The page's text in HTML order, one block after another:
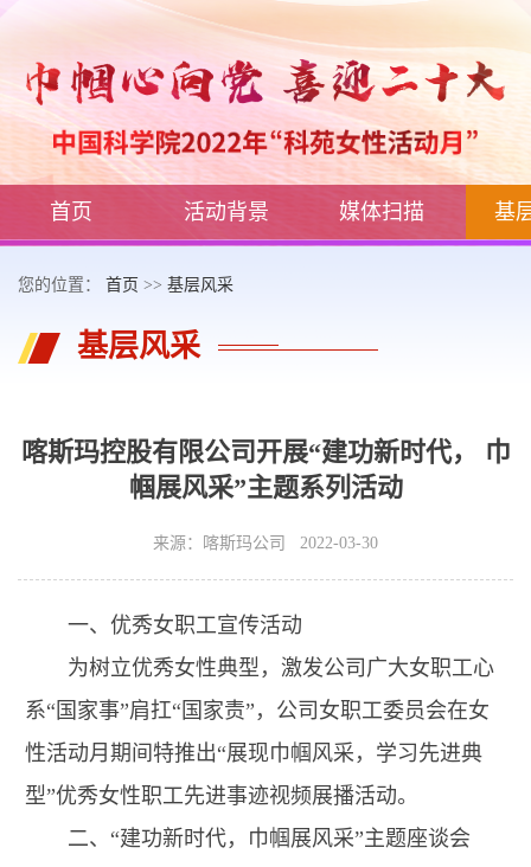
首页 活动背景 媒体扫描 基
您的位置： 首页 >> 基层风采
基层风采
喀斯玛控股有限公司开展“建功新时代， 巾
帼展风采”主题系列活动
来源：喀斯玛公司 2022-03-30
一、优秀女职工宣传活动
为树立优秀女性典型，激发公司广大女职工心
系“国家事”肩扛“国家责”，公司女职工委员会在女
性活动月期间特推出“展现巾帼风采，学习先进典
型”优秀女性职工先进事迹视频展播活动。
二、“建功新时代，巾帼展风采”主题座谈会